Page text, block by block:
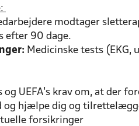
modtager
efter 90 dage.
Medicinske tests
UEFA’s krav om, at der
hjælpe dig og
forsikringer